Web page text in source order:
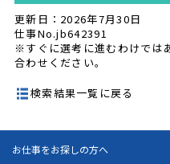
更新日：2026年7月30日
仕事No.jb642391
※すぐに選考に進むわけでは
合わせください。
検索結果一覧に戻る
お仕事をお探しの方へ